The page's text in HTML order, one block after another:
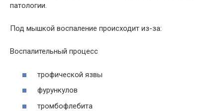
патологии.
Под мышкой воспаление происходит из-за:
Воспалительный процесс
трофической язвы
фурункулов
тромбофлебита